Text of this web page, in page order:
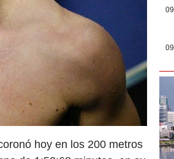
hoy en los 200 metros